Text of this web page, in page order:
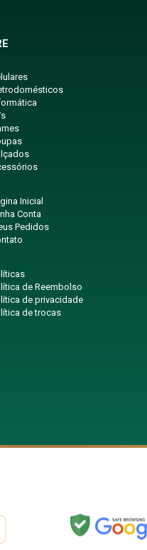
Inicial
Conta
Pedidos
de Reembolso
de privacidade
de trocas